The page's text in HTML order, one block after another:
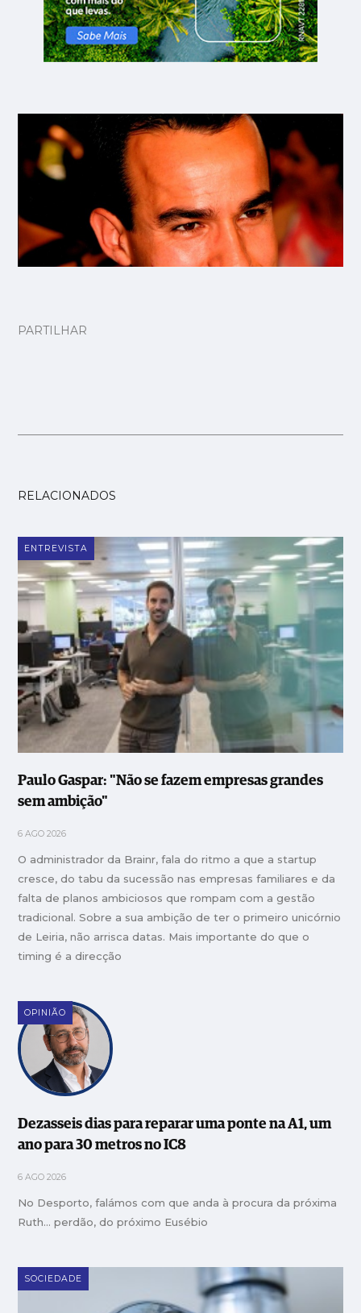
PARTILHAR
RELACIONADOS
ENTREVISTA
Paulo Gaspar: "Não se fazem empresas grandes
sem ambição"
6 AGO 2026
O administrador da Brainr, fala do ritmo a que a startup
cresce, do tabu da sucessão nas empresas familiares e da
falta de planos ambiciosos que rompam com a gestão
tradicional. Sobre a sua ambição de ter o primeiro unicórnio
de Leiria, não arrisca datas. Mais importante do que o
timing é a direcção
OPINIÃO
Dezasseis dias para reparar uma ponte na A1, um
ano para 30 metros no IC8
6 AGO 2026
No Desporto, falámos com que anda à procura da próxima
Ruth… perdão, do próximo Eusébio
SOCIEDADE